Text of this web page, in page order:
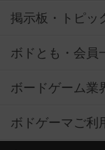
掲示板・トピッ
ボドとも・会員
ボードゲーム業
ボドゲーマご利